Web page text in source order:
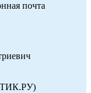
почта